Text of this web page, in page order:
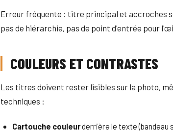
Erreur fréquente : titre principal et accroches
pas de hiérarchie, pas de point d'entrée pour
COULEURS ET CONTRASTES
Les titres doivent rester lisibles sur la photo,
techniques :
Cartouche couleurderrière le texte (bandeau